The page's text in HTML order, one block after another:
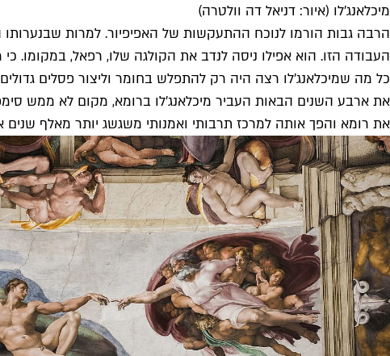
מיכלאנג'לו (איור: דניאל דה וולטרה)
הרבה גבות הורמו לנוכח ההתעקשות של האפיפיור. למרות שבנערותו
העבודה הזו. הוא אפילו ניסה לנדב את הקולגה שלו, רפאל, במקומו.
כל מה שמיכלאנג'לו רצה היה רק להתפלש בחומר וליצור פסלים
את ארבע השנים הבאות העביר מיכלאנג'לו ברומא, מקום לא ממש
את רומא והפך אותה למרכז תרבותי ואמנותי משגשג יותר מאלף